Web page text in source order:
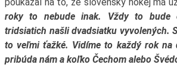
roky to nebude inak. Vždy to
tridsiatich našli dvadsiatku vyvolených.
to veľmi ťažké. Vidíme to každý rok na
pribúda nám a koľko Čechom alebo